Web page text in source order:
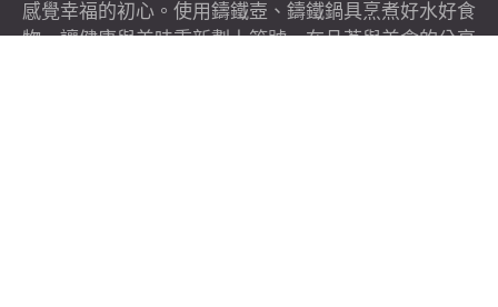
感覺幸福的初心。使用鑄鐵壺、鑄鐵鍋具烹煮好水好食
物，讓健康與美味重新劃上等號，在品茗與美食的分享